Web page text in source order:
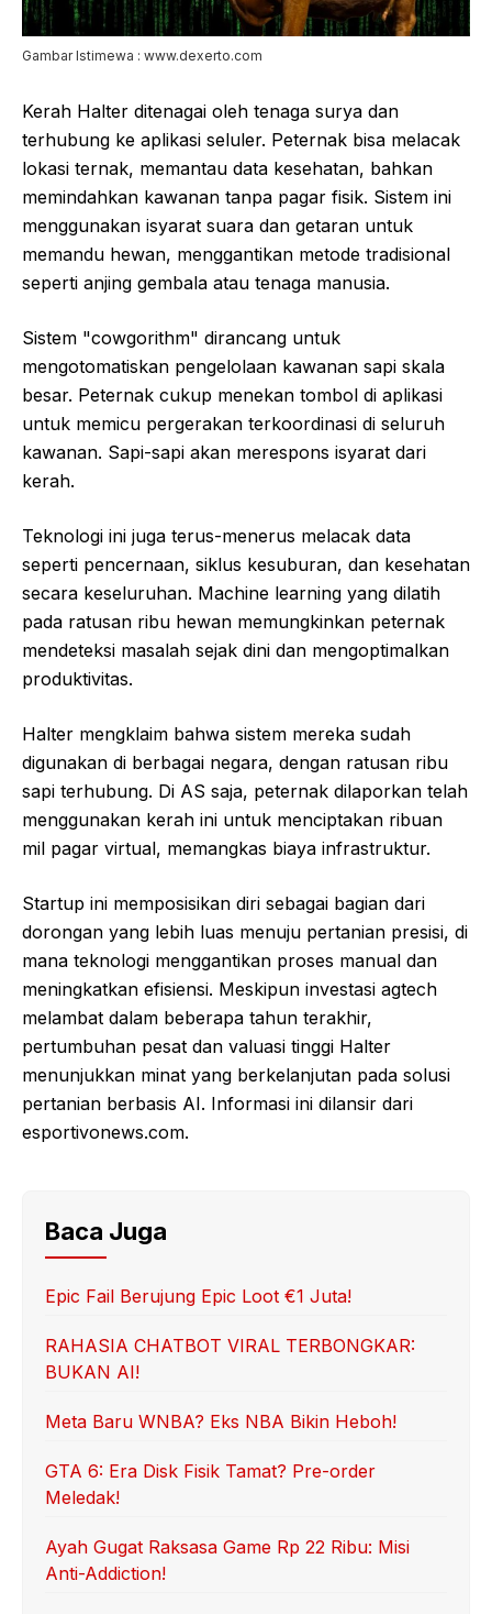
Gambar Istimewa : www.dexerto.com
Kerah Halter ditenagai oleh tenaga surya dan
terhubung ke aplikasi seluler. Peternak bisa melacak
lokasi ternak, memantau data kesehatan, bahkan
memindahkan kawanan tanpa pagar fisik. Sistem ini
menggunakan isyarat suara dan getaran untuk
memandu hewan, menggantikan metode tradisional
seperti anjing gembala atau tenaga manusia.
Sistem "cowgorithm" dirancang untuk
mengotomatiskan pengelolaan kawanan sapi skala
besar. Peternak cukup menekan tombol di aplikasi
untuk memicu pergerakan terkoordinasi di seluruh
kawanan. Sapi-sapi akan merespons isyarat dari
kerah.
Teknologi ini juga terus-menerus melacak data
seperti pencernaan, siklus kesuburan, dan kesehatan
secara keseluruhan. Machine learning yang dilatih
pada ratusan ribu hewan memungkinkan peternak
mendeteksi masalah sejak dini dan mengoptimalkan
produktivitas.
Halter mengklaim bahwa sistem mereka sudah
digunakan di berbagai negara, dengan ratusan ribu
sapi terhubung. Di AS saja, peternak dilaporkan telah
menggunakan kerah ini untuk menciptakan ribuan
mil pagar virtual, memangkas biaya infrastruktur.
Startup ini memposisikan diri sebagai bagian dari
dorongan yang lebih luas menuju pertanian presisi, di
mana teknologi menggantikan proses manual dan
meningkatkan efisiensi. Meskipun investasi agtech
melambat dalam beberapa tahun terakhir,
pertumbuhan pesat dan valuasi tinggi Halter
menunjukkan minat yang berkelanjutan pada solusi
pertanian berbasis AI. Informasi ini dilansir dari
esportivonews.com.
Baca Juga
Epic Fail Berujung Epic Loot €1 Juta!
RAHASIA CHATBOT VIRAL TERBONGKAR:
BUKAN AI!
Meta Baru WNBA? Eks NBA Bikin Heboh!
GTA 6: Era Disk Fisik Tamat? Pre-order
Meledak!
Ayah Gugat Raksasa Game Rp 22 Ribu: Misi
Anti-Addiction!